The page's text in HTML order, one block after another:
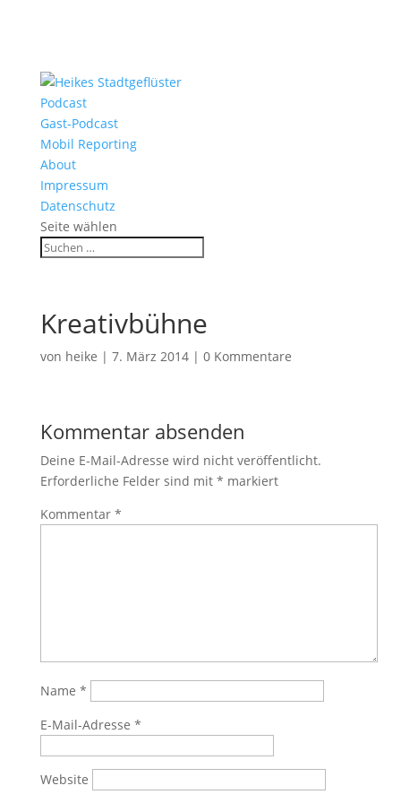
Podcast
Gast-Podcast
Mobil Reporting
About
Impressum
Datenschutz
Seite wählen
Kreativbühne
von heike | 7. März 2014| 0 Kommentare
Kommentar absenden
Deine E-Mail-Adresse wird nicht veröffentlicht.
Erforderliche Felder sind mit * markiert
Kommentar *
Name *
E-Mail-Adresse *
Website